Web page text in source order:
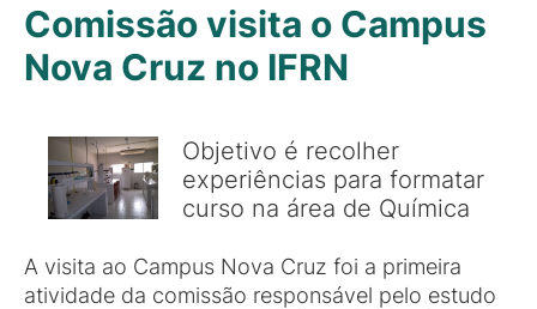
Comissão visita o Campus
Nova Cruz no IFRN
Objetivo é recolher
experiências para formatar
curso na área de Química
A visita ao Campus Nova Cruz foi a primeira
atividade da comissão responsável pelo estudo